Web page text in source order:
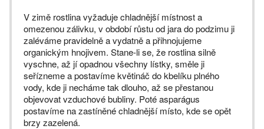
V zimě rostlina vyžaduje chladnější místnost a
omezenou zálivku, v období růstu od jara do podzimu ji
zaléváme pravidelně a vydatně a přihnojujeme
organickým hnojivem. Stane-li se, že rostlina silně
vyschne, až jí opadnou všechny lístky, směle ji
seřízneme a postavíme květináč do kbelíku plného
vody, kde ji necháme tak dlouho, až se přestanou
objevovat vzduchové bubliny. Poté asparágus
postavíme na zastíněné chladnější místo, kde se opět
brzy zazelená.